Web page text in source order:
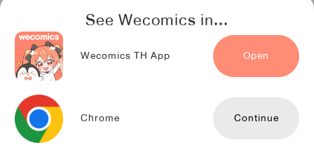
See Wecomics in...
Wecomics TH App Open
Chrome Continue